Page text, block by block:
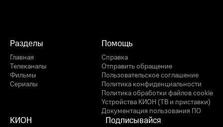
Разделы
Главная
Телеканалы
Фильмы
Сериалы
Помощь
Справка
Отправить обращение
Пользовательское соглашение
Политика конфиденциальности
Политика обработки файлов cookie
Устройства КИОН (ТВ и приставки)
Документация пользования ПО
КИОН Подписывайся